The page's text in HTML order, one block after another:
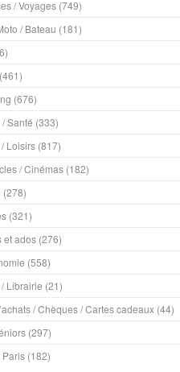
/ Voyages (749)
/ Bateau (181)
(676)
Santé (333)
Loisirs (817)
/ Cinémas (182)
(278)
(321)
et ados (276)
(558)
Librairie (21)
/ Chèques / Cartes cadeaux (44)
(297)
(182)